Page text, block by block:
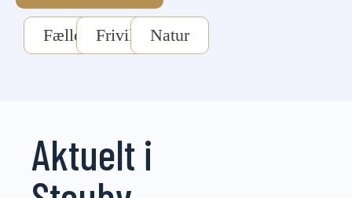
FællesskabFrivillighed
Natur
Aktuelt i